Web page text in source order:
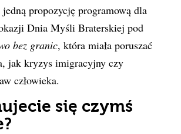
propozycję programową dla
Dnia Myśli Braterskiej pod
bez granic, która miała poruszać
jak kryzys imigracyjny czy
człowieka.
się czymś